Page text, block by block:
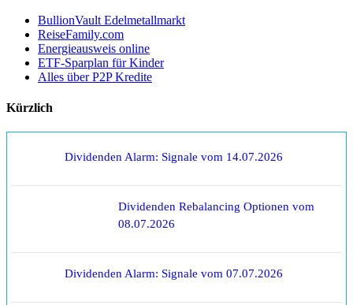
BullionVault Edelmetallmarkt
ReiseFamily.com
Energieausweis online
ETF-Sparplan für Kinder
Alles über P2P Kredite
Kürzlich
Dividenden Alarm: Signale vom 14.07.2026
Dividenden Rebalancing Optionen vom
08.07.2026
Dividenden Alarm: Signale vom 07.07.2026